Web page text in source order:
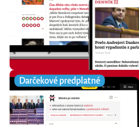
Darčekové predplatné